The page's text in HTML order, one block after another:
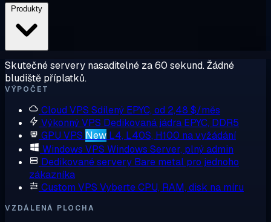
Skutečné servery nasaditelné za 60 sekund. Žádné
bludiště příplatků.
VÝPOČET
Cloud VPS Sdílený EPYC, od 2,48 $/měs
Výkonný VPS Dedikovaná jádra EPYC, DDR5
GPU VPS New L4, L40S, H100 na vyžádání
Windows VPS Windows Server, plný admin
Dedikované servery Bare metal pro jednoho
zákazníka
Custom VPS Vyberte CPU, RAM, disk na míru
VZDÁLENÁ PLOCHA